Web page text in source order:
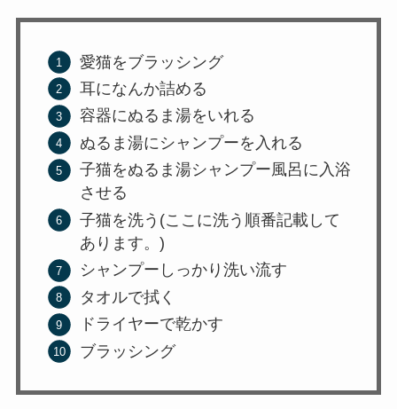
愛猫をブラッシング
耳になんか詰める
容器にぬるま湯をいれる
ぬるま湯にシャンプーを入れる
子猫をぬるま湯シャンプー風呂に入浴
させる
子猫を洗う(ここに洗う順番記載して
あります。)
シャンプーしっかり洗い流す
タオルで拭く
ドライヤーで乾かす
ブラッシング